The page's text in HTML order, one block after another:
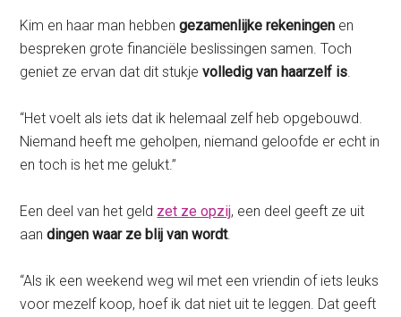
Kim en haar man hebbengezamenlijke rekeningen en
bespreken grote financiële beslissingen samen. Toch
geniet ze ervan dat dit stukjevolledig van haarzelf is
“Het voelt als iets dat ik helemaal zelf heb opgebouwd.
Niemand heeft me geholpen, niemand geloofde er echt in
en toch is het me gelukt.”
Een deel van het geld zet ze opzij, een deel geeft ze uit
aan dingen waar ze blij van wordt.
“Als ik een weekend weg wil met een vriendin of iets leuks
voor mezelf koop, hoef ik dat niet uit te leggen. Dat geeft